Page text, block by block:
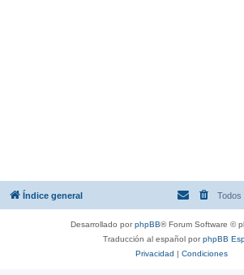
Índice general Todos
Desarrollado porphpBB® Forum Software ©
Traducción al español porphpBB
Privacidad | Condiciones